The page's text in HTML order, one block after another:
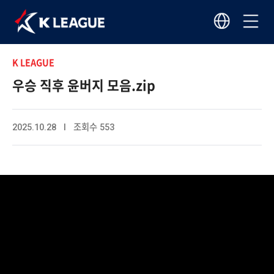
K LEAGUE
우승 직후 윤버지 모음.zip
2025.10.28 I 조회수 553